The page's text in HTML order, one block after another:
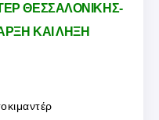
ΘΕΣΣΑΛΟΝΙΚΗΣ-
ΚΑΙ ΛΗΞΗ